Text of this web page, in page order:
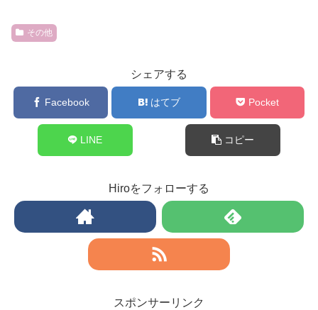
その他
シェアする
Facebook はてブ Pocket
LINE コピー
Hiroをフォローする
スポンサーリンク